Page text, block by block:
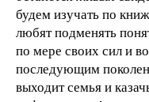
будем изучать по
любят подменять
по мере своих сил и
последующим
выходит семья и